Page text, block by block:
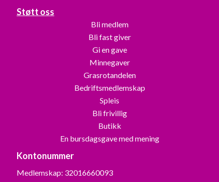
Støtt oss
Bli medlem
Bli fast giver
Gi en gave
Minnegaver
Grasrotandelen
Bedriftsmedlemskap
Spleis
Bli frivillig
Butikk
En bursdagsgave med mening
Kontonummer
Medlemskap: 32016660093